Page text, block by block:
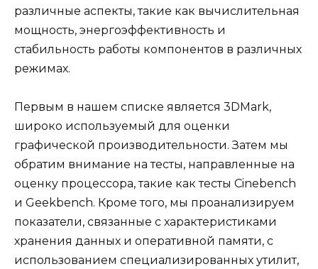
различные аспекты, такие как вычислительная
мощность, энергоэффективность и
стабильность работы компонентов в различных
режимах.
Первым в нашем списке является 3DMark,
широко используемый для оценки
графической производительности. Затем мы
обратим внимание на тесты, направленные на
оценку процессора, такие как тесты Cinebench
и Geekbench. Кроме того, мы проанализируем
показатели, связанные с характеристиками
хранения данных и оперативной памяти, с
использованием специализированных утилит,